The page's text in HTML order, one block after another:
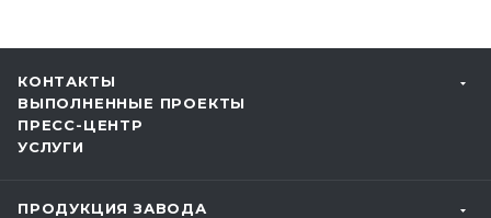
КОНТАКТЫ
ВЫПОЛНЕННЫЕ ПРОЕКТЫ
ПРЕСС-ЦЕНТР
УСЛУГИ
ПРОДУКЦИЯ ЗАВОДА